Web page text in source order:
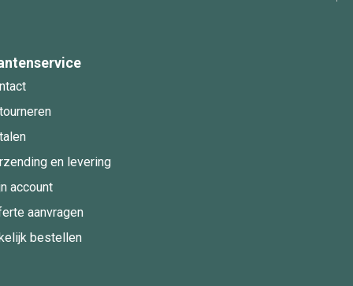
en levering
account
aanvragen
bestellen